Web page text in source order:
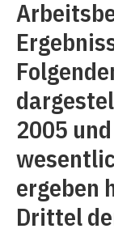
2005
ergeben
Drittel